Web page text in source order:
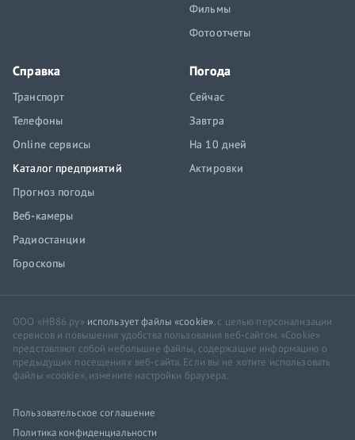
Фильмы
Фотоотчеты
Справка
Транспорт
Телефоны
Online сервисы
Каталог предприятий
Прогноз погоды
Веб-камеры
Радиостанции
Гороскопы
Погода
Сейчас
Завтра
На 10 дней
Актировки
ООО «НВ86.ру» использует файлы «cookie», с целью персонализации
сервисов и повышения удобства пользования веб-сайтом. «Cookie»
представляют собой небольшие файлы, содержащие информацию о
предыдущих посещениях веб-сайта. Если вы не хотите использовать
файлы «cookie», измените настройки браузера.
Пользовательское соглашение
Политика конфиденциальности